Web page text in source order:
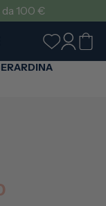
100 €
Accedi
Carrello